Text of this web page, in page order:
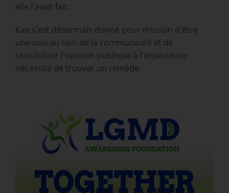
elle l'avait fait.
Kae s'est désormais donné pour mission d'être
une voix au sein de la communauté et de
sensibiliser l'opinion publique à l'impérieuse
nécessité de trouver un remède.